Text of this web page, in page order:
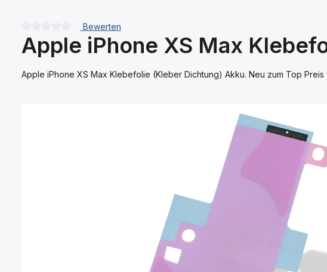
Durchschnittliche Bewertung von 0 von 5 Sternen
Bewerten
Apple iPhone XS Max
Apple iPhone XS Max Klebefolie (Kleber Dichtung) Akku. Neu zum Top